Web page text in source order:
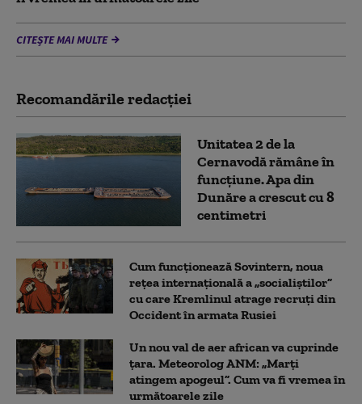
CITEȘTE MAI MULTE
Recomandările redacţiei
Unitatea 2 de la
Cernavodă rămâne în
funcțiune. Apa din
Dunăre a crescut cu 8
centimetri
Cum funcționează Sovintern, noua
rețea internațională a „socialiștilor”
cu care Kremlinul atrage recruți din
Occident în armata Rusiei
Un nou val de aer african va cuprinde
țara. Meteorolog ANM: „Marți
atingem apogeul”. Cum va fi vremea în
următoarele zile